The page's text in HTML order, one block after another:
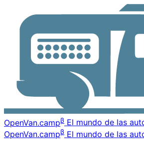
OpenVan.campβ El mundo de las
OpenVan.campβ El mundo de las